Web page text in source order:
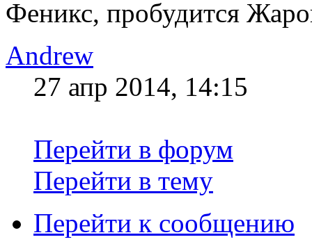
Феникс, пробудится
Andrew
27 апр 2014, 14:15
Перейти в форум
Перейти в тему
Перейти к сообщению